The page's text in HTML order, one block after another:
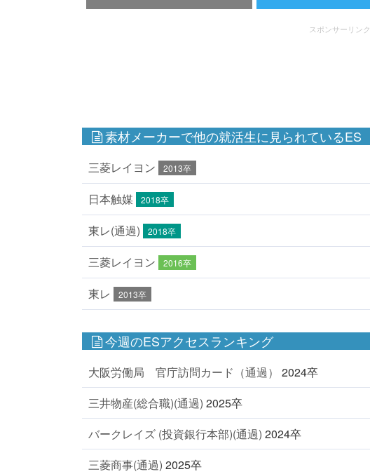
スポンサーリンク
素材メーカーで他の就活生に見られているES
三菱レイヨン 2013卒
日本触媒 2018卒
東レ(通過) 2018卒
三菱レイヨン 2016卒
東レ 2013卒
今週のESアクセスランキング
大阪労働局 官庁訪問カード（通過）
2024卒
三井物産(総合職)(通過) 2025卒
バークレイズ (投資銀行本部)(通過) 2024卒
三菱商事(通過) 2025卒